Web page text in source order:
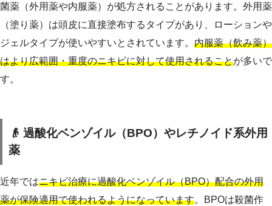
菌薬（外用薬や内服薬）が処方されることがあります。外用薬
（塗り薬）は頭皮に直接塗布するタイプがあり、ローションや
ジェルタイプが使いやすいとされています。 内服薬（飲み薬）
はより広範囲・重度のニキビに対して使用されることが多いで
す。
👴 過酸化ベンゾイル（BPO）やレチノイド系外用
薬
近年ではニキビ治療に過酸化ベンゾイル（BPO）配合の外用
薬が保険適用で使われるようになっています。BPOは殺菌作